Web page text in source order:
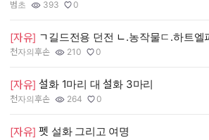
작성자:
범초
조회수:
393
추천수:
0
[자유] ㄱ길드전용 던전 ㄴ.농작물ㄷ.하트엘
작성자:
천자의후손
조회수:
210
추천수:
0
[자유] 설화 1마리 대 설화 3마리
작성자:
천자의후손
조회수:
264
추천수:
0
[자유] 펫 설화 그리고 여명